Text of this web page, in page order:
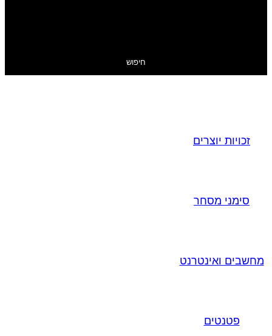
חיפוש
זכויות יוצרים
סימני מסחר
מחשבים ואינטרנט
פטנטים